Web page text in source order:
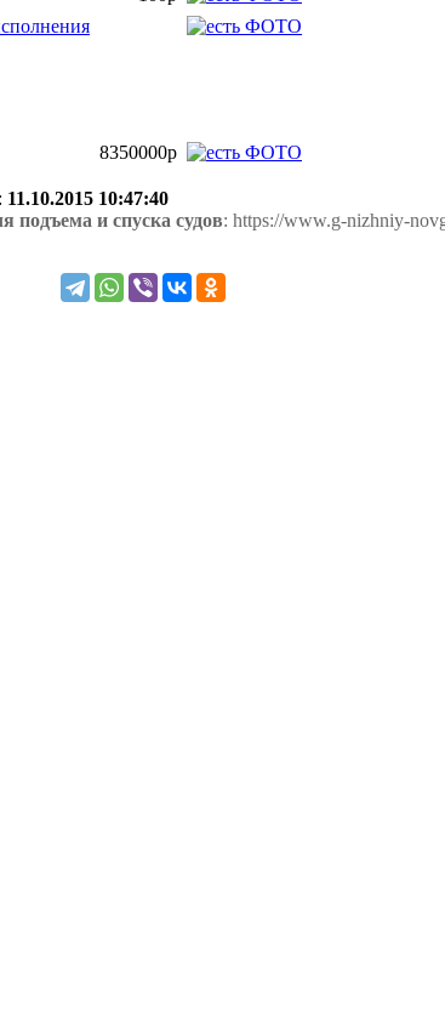
8350000р
11.10.2015 10:47:40
подъема и спуска судов: https://www.g-nizhniy-